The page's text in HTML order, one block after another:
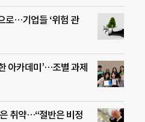
로…기업들 ‘위험 관
아카데미’…조별 과제
취약…“절반은 비정